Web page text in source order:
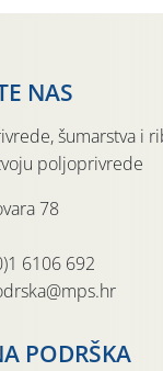
NAS
šumarstva i
poljoprivrede
78
6106 692
PODRŠKA